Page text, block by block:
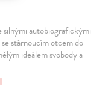
silnými autobiografickými
stárnoucím otcem do
ideálem svobody a